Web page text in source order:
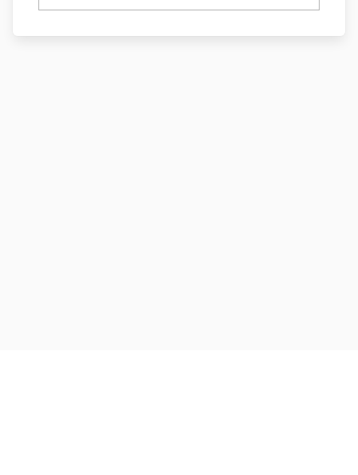
de los sonidos del lenguaje hablado,